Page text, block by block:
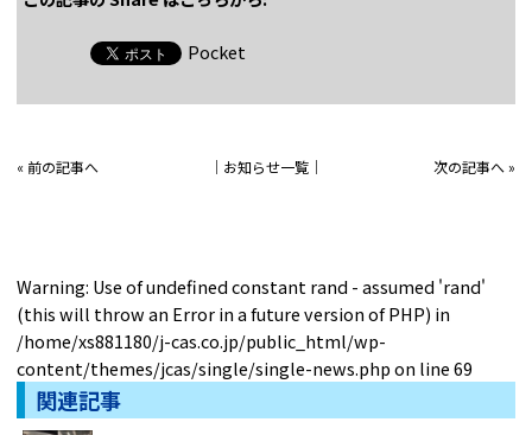
Pocket
« 前の記事へ │ お知らせ一覧 │ 次の記事へ»
Warning: Use of undefined constant rand - assumed 'rand'
(this will throw an Error in a future version of PHP) in
/home/xs881180/j-cas.co.jp/public_html/wp-
content/themes/jcas/single/single-news.phpon line69
関連記事